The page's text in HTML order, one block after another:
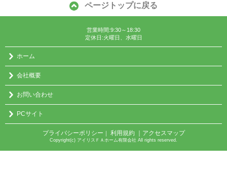
ページトップに戻る
営業時間:9:30～18:30
定休日:火曜日、水曜日
ホーム
会社概要
お問い合わせ
PCサイト
プライバシーポリシー ｜ 利用規約 ｜アクセスマップ
Copyright(c) アイリスＦＡホーム有限会社 All rights reserved.